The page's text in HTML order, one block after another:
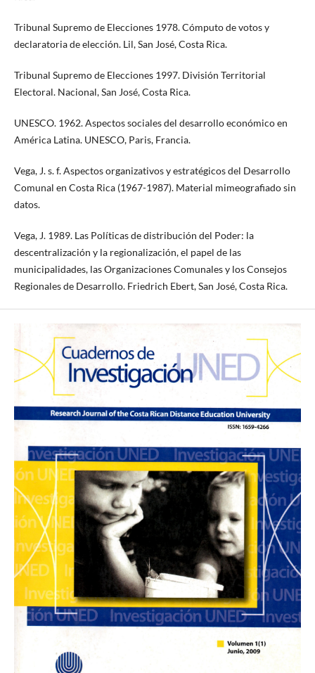
Tribunal Supremo de Elecciones 1978. Cómputo de votos y
declaratoria de elección. Lil, San José, Costa Rica.
Tribunal Supremo de Elecciones 1997. División Territorial
Electoral. Nacional, San José, Costa Rica.
UNESCO. 1962. Aspectos sociales del desarrollo económico en
América Latina. UNESCO, Paris, Francia.
Vega, J. s. f. Aspectos organizativos y estratégicos del Desarrollo
Comunal en Costa Rica (1967-1987). Material mimeografiado sin
datos.
Vega, J. 1989. Las Políticas de distribución del Poder: la
descentralización y la regionalización, el papel de las
municipalidades, las Organizaciones Comunales y los Consejos
Regionales de Desarrollo. Friedrich Ebert, San José, Costa Rica.